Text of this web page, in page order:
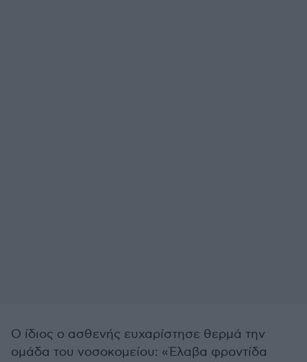
Ο ίδιος ο ασθενής ευχαρίστησε θερμά την
ομάδα του νοσοκομείου: «Έλαβα φροντίδα